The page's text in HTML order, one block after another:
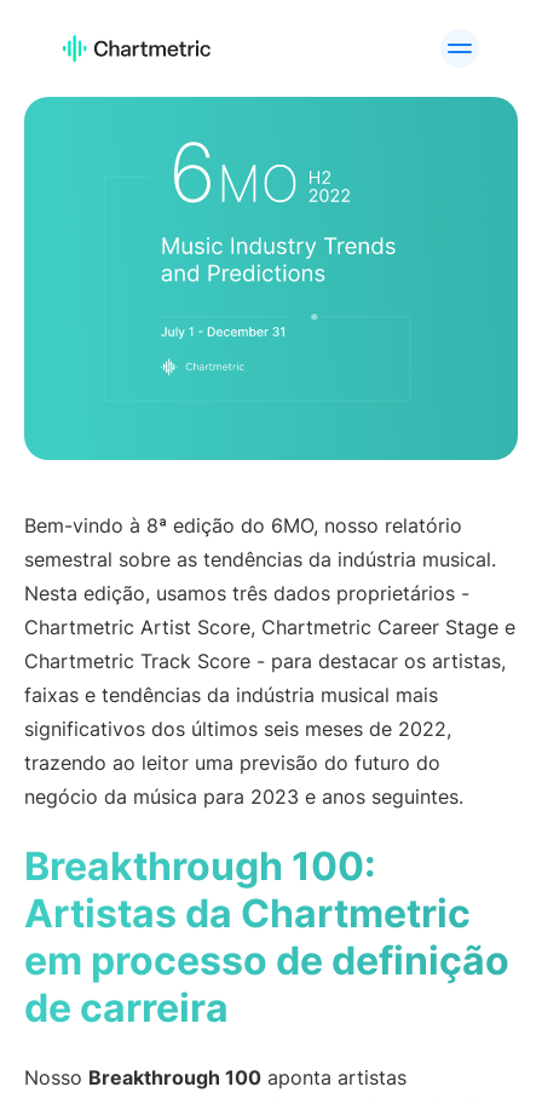
PRODUTO
Análises de Faixas Análises de Rádio
Ferramentas de A&R Análises de marcas
PLATAFORMAS
CASOS DE USO
Profissionais de
Marketing Digital
Supervisores Musicais
Parcerias de Marca Indústria Musical Atual
RECURSOS
Relatórios da indústria How Music Charts
Centro de
Aprendizagem
Make Music Equal
Onesheet Artist Resources
Preços
Bem-vindo à 8ª edição do 6MO, nosso relatório
semestral sobre as tendências da indústria musical.
Nesta edição, usamos três dados proprietários -
Chartmetric Artist Score, Chartmetric Career Stage e
Chartmetric Track Score - para destacar os artistas,
faixas e tendências da indústria musical mais
significativos dos últimos seis meses de 2022,
trazendo ao leitor uma previsão do futuro do
negócio da música para 2023 e anos seguintes.
Breakthrough 100:
Artistas da Chartmetric
em processo de definição
de carreira
Nosso Breakthrough 100 aponta artistas